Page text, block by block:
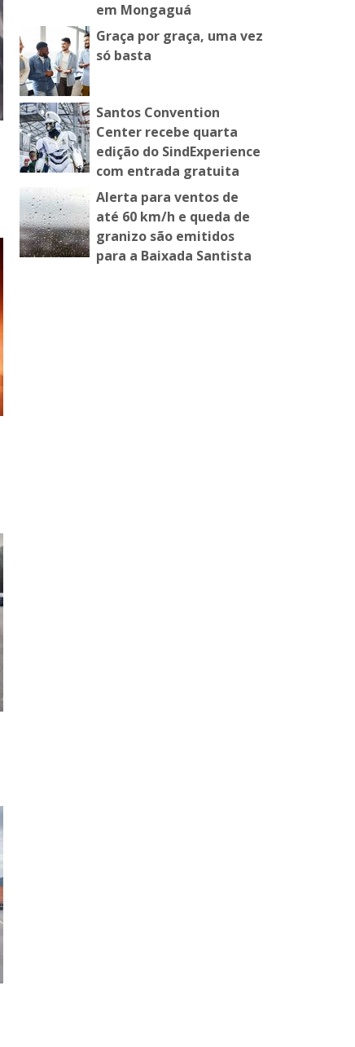
em Mongaguá
Graça por graça, uma vez
só basta
Santos Convention
Center recebe quarta
edição do SindExperience
com entrada gratuita
Alerta para ventos de
até 60 km/h e queda de
granizo são emitidos
para a Baixada Santista